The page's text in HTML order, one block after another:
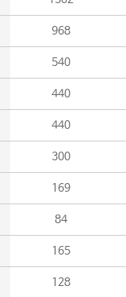
968
540
440
440
300
169
84
165
128